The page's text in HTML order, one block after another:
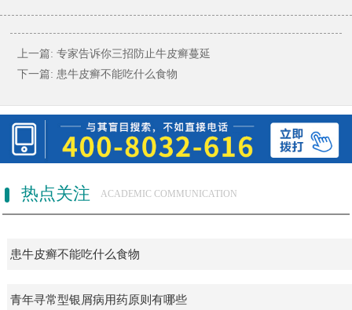
上一篇: 专家告诉你三招防止牛皮癣蔓延
下一篇: 患牛皮癣不能吃什么食物
热点关注 ACADEMIC COMMUNICATION
患牛皮癣不能吃什么食物
青年寻常型银屑病用药原则有哪些